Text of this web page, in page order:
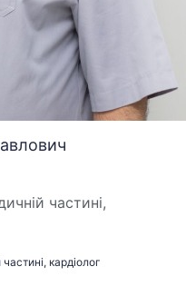
частині,
кардіолог